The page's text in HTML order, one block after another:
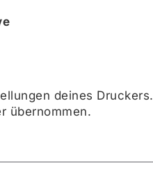
deines Druckers.
übernommen.